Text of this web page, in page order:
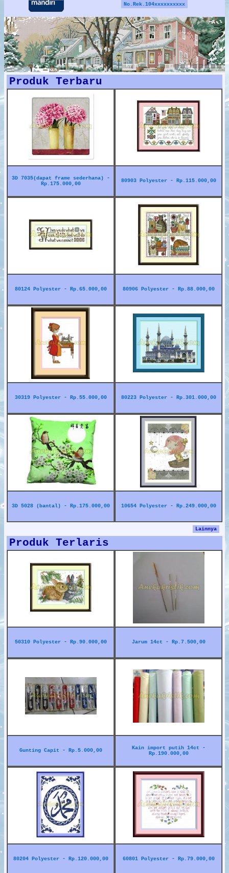
No.Rek.104xxxxxxxxxx
Produk Terbaru
3D 7035(dapat frame sederhana) -
Rp.175.000,00
80903 Polyester - Rp.115.000,00
80124 Polyester - Rp.65.000,00 80906 Polyester - Rp.88.000,00
30319 Polyester - Rp.55.000,00 80223 Polyester - Rp.301.000,00
3D 5028 (bantal) - Rp.175.000,00 10654 Polyester - Rp.249.000,00
Lainnya
Produk Terlaris
50310 Polyester - Rp.90.000,00 Jarum 14ct - Rp.7.500,00
Gunting Capit - Rp.5.000,00
Kain import putih 14ct -
Rp.190.000,00
80204 Polyester - Rp.120.000,00 60801 Polyester - Rp.79.000,00